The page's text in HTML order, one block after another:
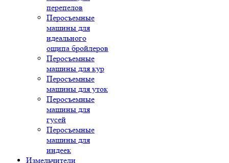
перепелов
Перосъемные
машины для
идеального
ощипа бройлеров
Перосъемные
машины для кур
Перосъемные
машины для уток
Перосъемные
машины для
гусей
Перосъемные
машины для
индеек
Измельчители